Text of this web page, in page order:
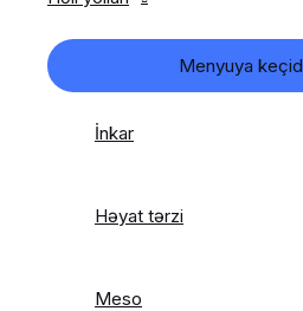
Menyuya keçid
İnkar
Həyat tərzi
Meso